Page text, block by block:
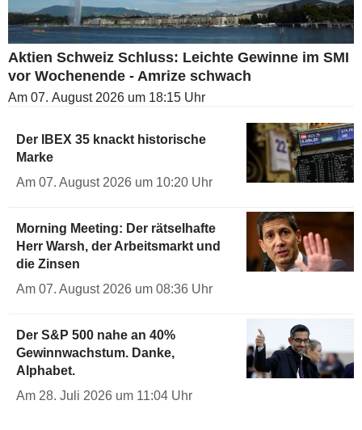
Aktien Schweiz Schluss: Leichte Gewinne im SMI
vor Wochenende - Amrize schwach
Am 07. August 2026 um 18:15 Uhr
Der IBEX 35 knackt historische
Marke
Am 07. August 2026 um 10:20 Uhr
Morning Meeting: Der rätselhafte
Herr Warsh, der Arbeitsmarkt und
die Zinsen
Am 07. August 2026 um 08:36 Uhr
Der S&P 500 nahe an 40%
Gewinnwachstum. Danke,
Alphabet.
Am 28. Juli 2026 um 11:04 Uhr